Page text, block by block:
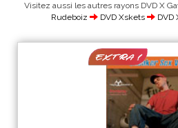
Visitez aussi les autres rayons DVD X
Rudeboiz
DVD Xskets DVD